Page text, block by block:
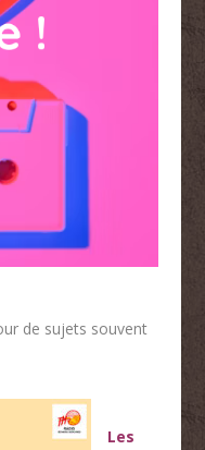
de sujets souvent
Les